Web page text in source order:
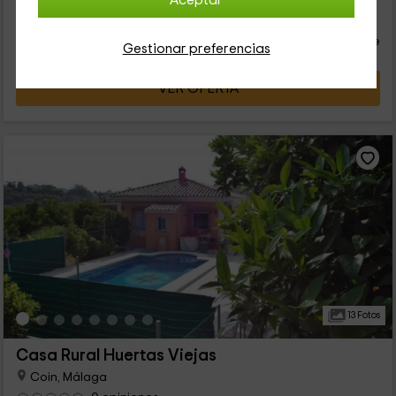
Gestionar preferencias
Respuesta superior a 72h
22
persona y noche
VER OFERTA
13 Fotos
Casa Rural Huertas Viejas
Coin, Málaga